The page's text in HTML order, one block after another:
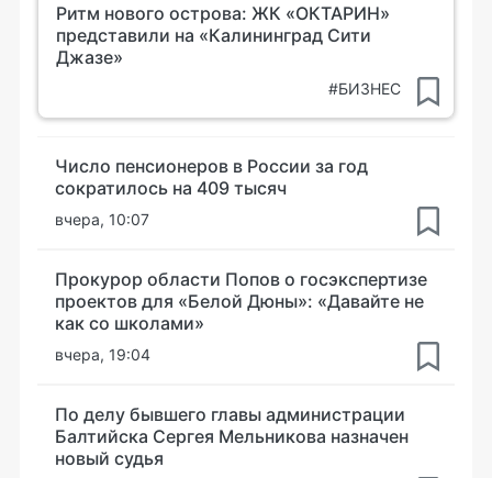
Ритм нового острова: ЖК «ОКТАРИН»
представили на «Калининград Сити
Джазе»
#БИЗНЕС
Число пенсионеров в России за год
сократилось на 409 тысяч
вчера, 10:07
Прокурор области Попов о госэкспертизе
проектов для «Белой Дюны»: «Давайте не
как со школами»
вчера, 19:04
По делу бывшего главы администрации
Балтийска Сергея Мельникова назначен
новый судья